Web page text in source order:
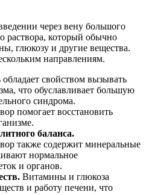
через вену большого
раствора, который обычно
глюкозу и другие вещества.
направлениям.
обладает свойством вызывать
что обуславливает большую
синдрома.
помогает восстановить
баланса.
также содержит минеральные
нормальное
и органов.
Витамины и глюкоза
и работу печени, что